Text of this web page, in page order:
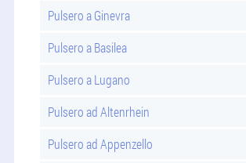
Pulsero a Ginevra
Pulsero a Basilea
Pulsero a Lugano
Pulsero ad Altenrhein
Pulsero ad Appenzello